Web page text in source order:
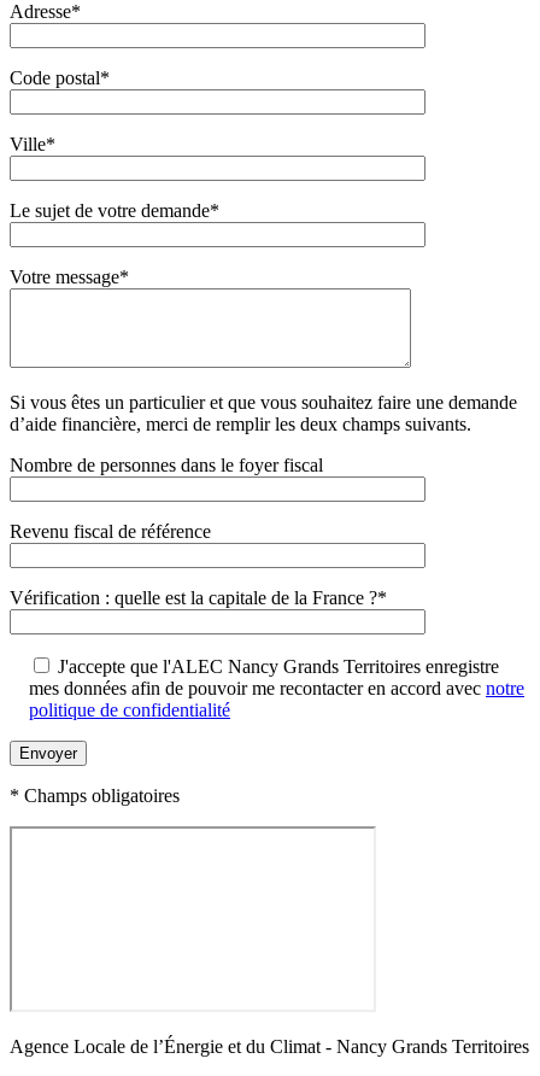
Adresse*
Code postal*
Ville*
Le sujet de votre demande*
Votre message*
Si vous êtes un particulier et que vous souhaitez faire une demande
d’aide financière, merci de remplir les deux champs suivants.
Nombre de personnes dans le foyer fiscal
Revenu fiscal de référence
Vérification : quelle est la capitale de la France ?*
J'accepte que l'ALEC Nancy Grands Territoires enregistre
mes données afin de pouvoir me recontacter en accord avec notre
politique de confidentialité
* Champs obligatoires
Agence Locale de l’Énergie et du Climat - Nancy Grands Territoires